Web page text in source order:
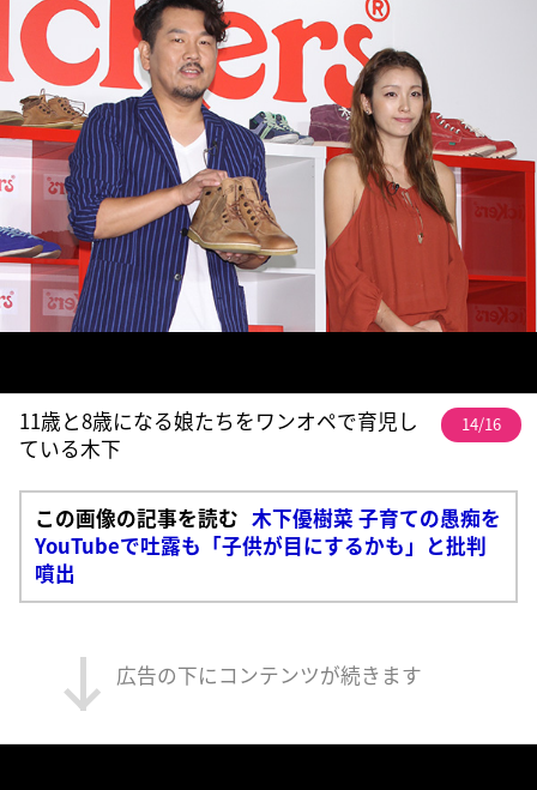
11歳と8歳になる娘たちをワンオペで育児し
ている木下
14/16
この画像の記事を読む 木下優樹菜 子育ての愚痴を
YouTubeで吐露も「子供が目にするかも」と批判
噴出
広告の下にコンテンツが続きます